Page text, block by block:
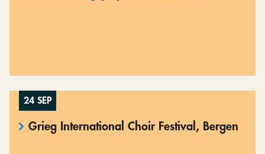
24 SEP
Grieg International Choir Festival, Bergen